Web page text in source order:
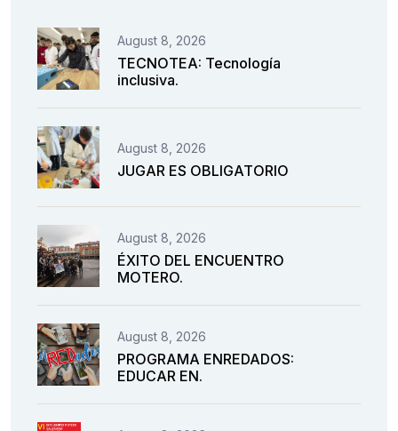
August 8, 2026
TECNOTEA: Tecnología
inclusiva.
August 8, 2026
JUGAR ES OBLIGATORIO
August 8, 2026
ÉXITO DEL ENCUENTRO
MOTERO.
August 8, 2026
PROGRAMA ENREDADOS:
EDUCAR EN.